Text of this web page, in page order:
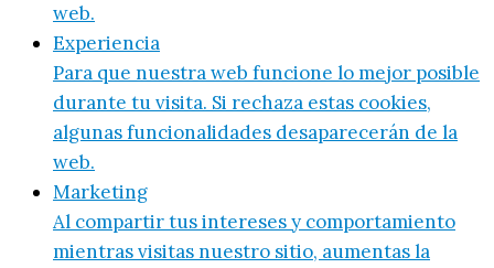
web.
Experiencia
Para que nuestra web funcione lo mejor posible
durante tu visita. Si rechaza estas cookies,
algunas funcionalidades desaparecerán de la
web.
Marketing
Al compartir tus intereses y comportamiento
mientras visitas nuestro sitio, aumentas la